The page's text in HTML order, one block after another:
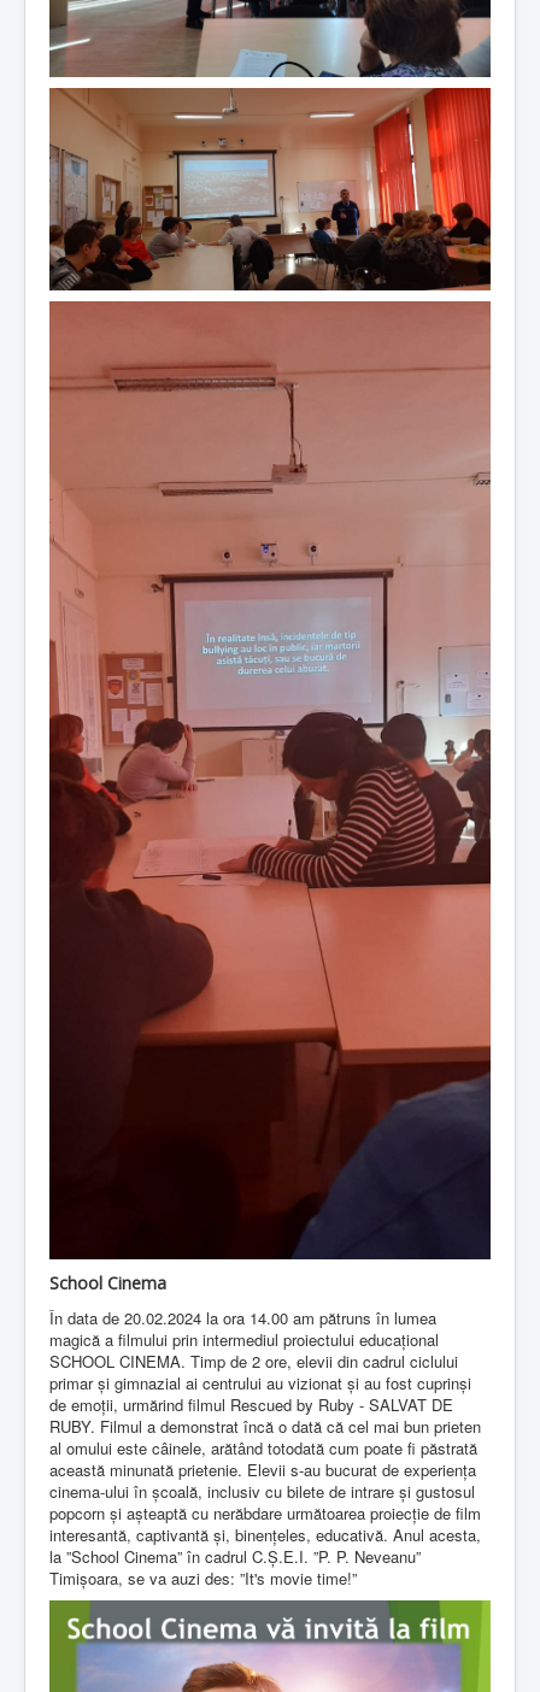
School Cinema
În data de 20.02.2024 la ora 14.00 am pătruns în lumea
magică a filmului prin intermediul proiectului educațional
SCHOOL CINEMA. Timp de 2 ore, elevii din cadrul ciclului
primar și gimnazial ai centrului au vizionat și au fost cuprinși
de emoții, urmărind filmul Rescued by Ruby - SALVAT DE
RUBY. Filmul a demonstrat încă o dată că cel mai bun prieten
al omului este câinele, arătând totodată cum poate fi păstrată
această minunată prietenie. Elevii s-au bucurat de experiența
cinema-ului în școală, inclusiv cu bilete de intrare și gustosul
popcorn și așteaptă cu nerăbdare următoarea proiecție de film
interesantă, captivantă și, binențeles, educativă. Anul acesta,
la ”School Cinema” în cadrul C.Ș.E.I. ”P. P. Neveanu”
Timișoara, se va auzi des: ”It's movie time!”